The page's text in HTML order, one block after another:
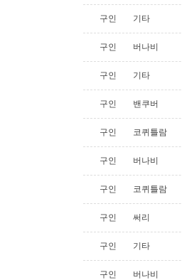
구인 기타
구인 버나비
구인 기타
구인 밴쿠버
구인 코퀴틀람
구인 버나비
구인 코퀴틀람
구인 써리
구인 기타
구인 버나비